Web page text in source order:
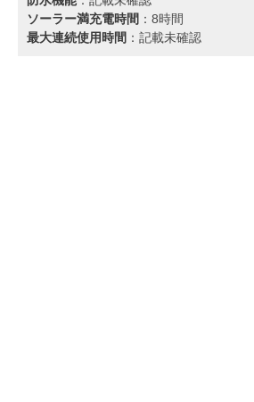
ソーラー満充電時間 ：8時間
最大連続使用時間 ：記載未確認